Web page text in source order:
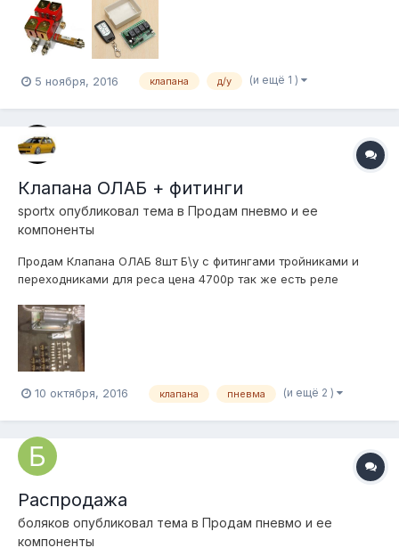
5 ноября, 2016 клапана д/у (и ещё 1 )
Клапана ОЛАБ + фитинги
sportx опубликовал тема в Продам пневмо и ее
компоненты
Продам Клапана ОЛАБ 8шт Б\у с фитингами тройниками и
переходниками для реса цена 4700р так же есть реле
10 октября, 2016 клапана пневма (и ещё 2 )
Распродажа
боляков опубликовал тема в Продам пневмо и ее
компоненты